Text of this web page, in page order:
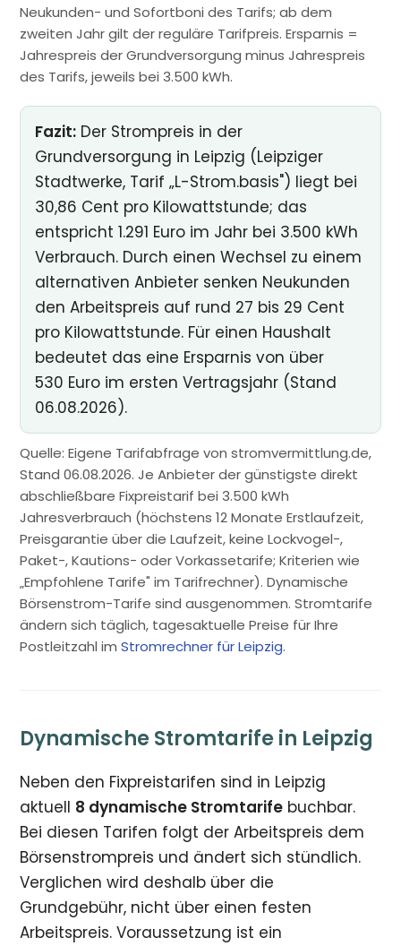
Neukunden- und Sofortboni des Tarifs; ab dem
zweiten Jahr gilt der reguläre Tarifpreis. Ersparnis =
Jahrespreis der Grundversorgung minus Jahrespreis
des Tarifs, jeweils bei 3.500 kWh.
Fazit: Der Strompreis in der
Grundversorgung in Leipzig (Leipziger
Stadtwerke, Tarif „L-Strom.basis") liegt bei
30,86 Cent pro Kilowattstunde; das
entspricht 1.291 Euro im Jahr bei 3.500 kWh
Verbrauch. Durch einen Wechsel zu einem
alternativen Anbieter senken Neukunden
den Arbeitspreis auf rund 27 bis 29 Cent
pro Kilowattstunde. Für einen Haushalt
bedeutet das eine Ersparnis von über
530 Euro im ersten Vertragsjahr (Stand
06.08.2026).
Quelle: Eigene Tarifabfrage von stromvermittlung.de,
Stand 06.08.2026. Je Anbieter der günstigste direkt
abschließbare Fixpreistarif bei 3.500 kWh
Jahresverbrauch (höchstens 12 Monate Erstlaufzeit,
Preisgarantie über die Laufzeit, keine Lockvogel-,
Paket-, Kautions- oder Vorkassetarife; Kriterien wie
„Empfohlene Tarife" im Tarifrechner). Dynamische
Börsenstrom-Tarife sind ausgenommen. Stromtarife
ändern sich täglich, tagesaktuelle Preise für Ihre
Postleitzahl imStromrechner für Leipzig.
Dynamische Stromtarife in Leipzig
Neben den Fixpreistarifen sind in Leipzig
aktuell 8 dynamische Stromtarife buchbar.
Bei diesen Tarifen folgt der Arbeitspreis dem
Börsenstrompreis und ändert sich stündlich.
Verglichen wird deshalb über die
Grundgebühr, nicht über einen festen
Arbeitspreis. Voraussetzung ist ein